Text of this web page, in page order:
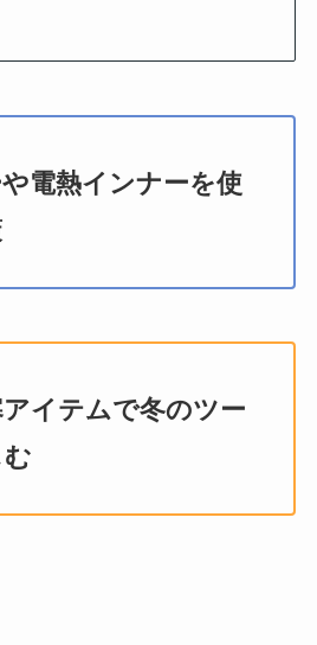
電熱インナーを使
イテムで冬のツー